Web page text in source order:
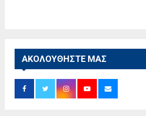
ΑΚΟΛΟΥΘΗΣΤΕ ΜΑΣ